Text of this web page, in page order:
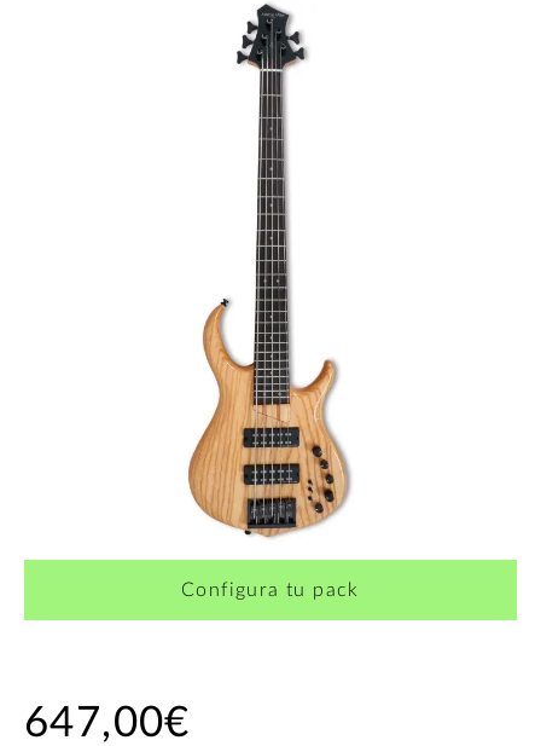
¿Quieres crearte tu propio pack?
Configura tu pack
647,00€